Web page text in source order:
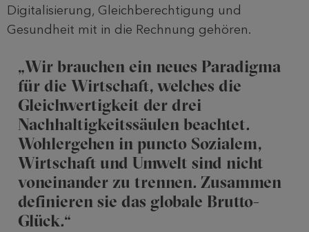
Digitalisierung, Gleichberechtigung und
Gesundheit mit in die Rechnung gehören.
„Wir brauchen ein neues Paradigma
für die Wirtschaft, welches die
Gleichwertigkeit der drei
Nachhaltigkeitssäulen beachtet.
Wohlergehen in puncto Sozialem,
Wirtschaft und Umwelt sind nicht
voneinander zu trennen. Zusammen
definieren sie das globale Brutto-
Glück.“